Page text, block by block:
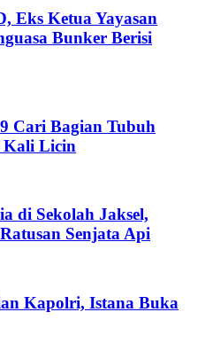
Eks Ketua Yayasan
Bunker Berisi
Cari Bagian Tubuh
Licin
di Sekolah Jaksel,
Senjata Api
Kapolri, Istana Buka